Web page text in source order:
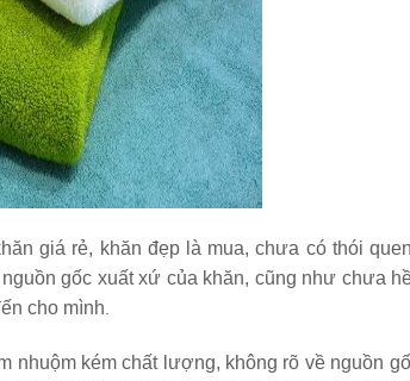
giá rẻ, khăn đẹp là mua, chưa có thói
gốc xuất xứ của khăn, cũng như chưa
cho mình
nhuộm kém chất lượng, không rõ về nguồn